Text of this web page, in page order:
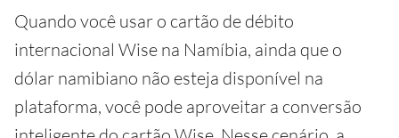
Quando você usar o cartão de débito
internacional Wise na Namíbia, ainda que o
dólar namibiano não esteja disponível na
plataforma, você pode aproveitar a conversão